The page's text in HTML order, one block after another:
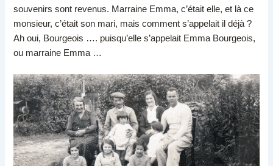
souvenirs sont revenus. Marraine Emma, c’était elle, et là ce
monsieur, c’était son mari, mais comment s’appelait il déjà ?
Ah oui, Bourgeois …. puisqu’elle s’appelait Emma Bourgeois,
ou marraine Emma …